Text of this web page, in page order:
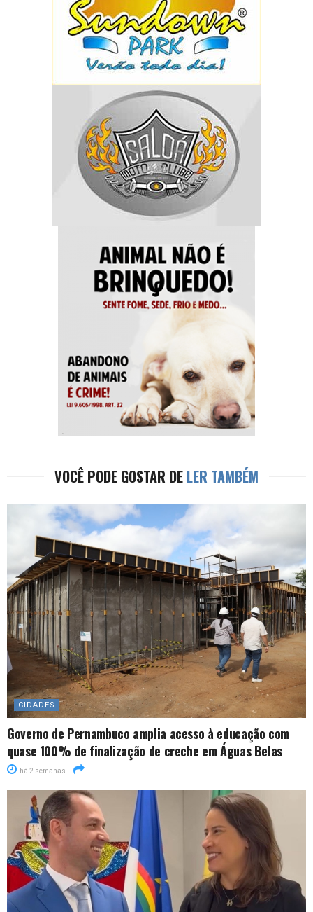
VOCÊ PODE GOSTAR DE LER TAMBÉM
CIDADES
Governo de Pernambuco amplia acesso à educação com
quase 100% de finalização de creche em Águas Belas
há 2 semanas